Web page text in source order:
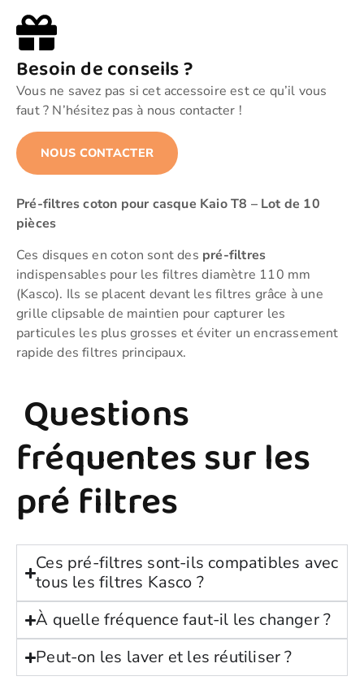
Besoin de conseils ?
Vous ne savez pas si cet accessoire est ce qu’il vous
faut ? N’hésitez pas à nous contacter !
NOUS CONTACTER
Pré-filtres coton pour casque Kaio T8 – Lot de 10
pièces
Ces disques en coton sont des pré-filtres
indispensables pour les filtres diamètre 110 mm
(Kasco). Ils se placent devant les filtres grâce à une
grille clipsable de maintien pour capturer les
particules les plus grosses et éviter un encrassement
rapide des filtres principaux.
Questions
fréquentes sur les
pré filtres
Ces pré-filtres sont-ils compatibles avec
tous les filtres Kasco ?
À quelle fréquence faut-il les changer ?
Peut-on les laver et les réutiliser ?